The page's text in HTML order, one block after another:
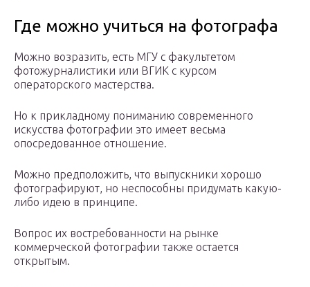
Где можно учиться на фотографа
Можно возразить, есть МГУ с факультетом
фотожурналистики или ВГИК с курсом
операторского мастерства.
Но к прикладному пониманию современного
искусства фотографии это имеет весьма
опосредованное отношение.
Можно предположить, что выпускники хорошо
фотографируют, но неспособны придумать какую-
либо идею в принципе.
Вопрос их востребованности на рынке
коммерческой фотографии также остается
открытым.